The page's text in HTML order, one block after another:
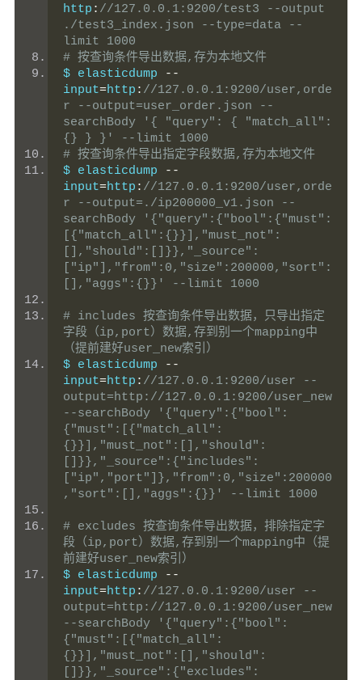
http : //127.0.0.1:9200/test3 --output
./test3_index.json --type=data --
limit 1000
# 按查询条件导出数据,存为本地文件
$ elasticdump
--
input=http : //127.0.0.1:9200/user,orde
r --output=user_order.json --
searchBody '{ "query": { "match_all":
{} } }' --limit 1000
# 按查询条件导出指定字段数据,存为本地文件
$ elasticdump
--
input=http : //127.0.0.1:9200/user,orde
r --output=./ip200000_v1.json --
searchBody '{"query":{"bool":{"must":
[{"match_all":{}}],"must_not":
[],"should":[]}},"_source":
["ip"],"from":0,"size":200000,"sort":
[],"aggs":{}}' --limit 1000
# includes 按查询条件导出数据，只导出指定
字段（ip,port）数据,存到别一个mapping中
（提前建好user_new索引）
$ elasticdump
--
input=http : //127.0.0.1:9200/user --
output=http://127.0.0.1:9200/user_new
--searchBody '{"query":{"bool":
{"must":[{"match_all":
{}}],"must_not":[],"should":
[]}},"_source":{"includes":
["ip","port"]},"from":0,"size":200000
,"sort":[],"aggs":{}}' --limit 1000
# excludes 按查询条件导出数据，排除指定字
段（ip,port）数据,存到别一个mapping中（提
前建好user_new索引）
$ elasticdump
--
input=http : //127.0.0.1:9200/user --
output=http://127.0.0.1:9200/user_new
--searchBody '{"query":{"bool":
{"must":[{"match_all":
{}}],"must_not":[],"should":
[]}},"_source":{"excludes":